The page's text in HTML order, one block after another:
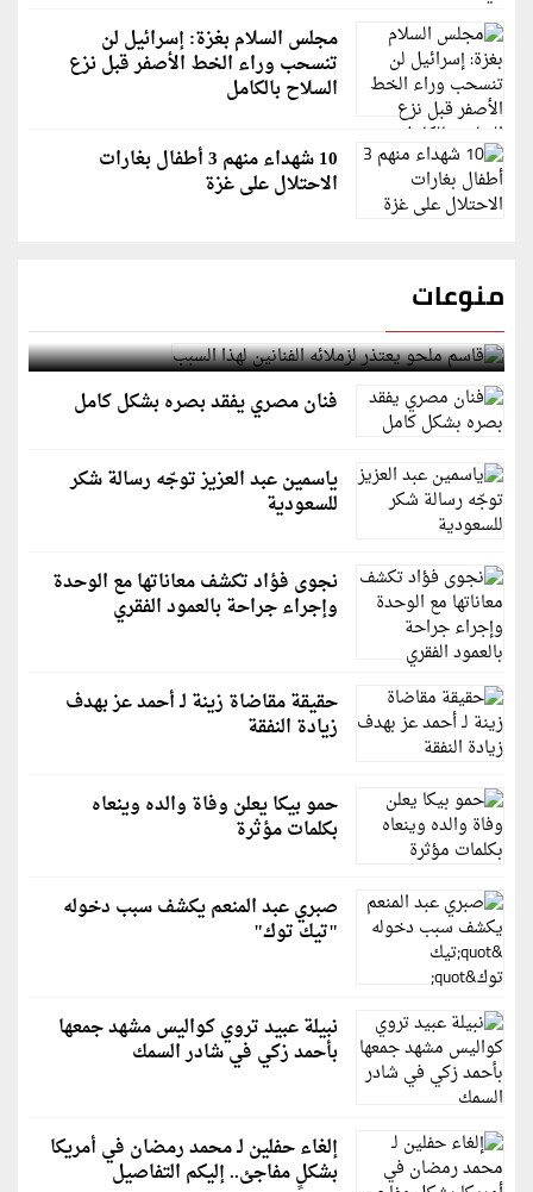
مجلس السلام بغزة: إسرائيل لن
تنسحب وراء الخط الأصفر قبل نزع
السلاح بالكامل
10 شهداء منهم 3 أطفال بغارات
الاحتلال على غزة
منوعات
قاسم ملحو يعتذر لزملائه الفنانين لهذا السبب
فنان مصري يفقد بصره بشكل كامل
ياسمين عبد العزيز توجّه رسالة شكر
للسعودية
نجوى فؤاد تكشف معاناتها مع الوحدة
وإجراء جراحة بالعمود الفقري
حقيقة مقاضاة زينة لـ أحمد عز بهدف
زيادة النفقة
حمو بيكا يعلن وفاة والده وينعاه
بكلمات مؤثرة
صبري عبد المنعم يكشف سبب دخوله
"تيك توك"
نبيلة عبيد تروي كواليس مشهد جمعها
بأحمد زكي في شادر السمك
إلغاء حفلين لـ محمد رمضان في أمريكا
بشكلٍ مفاجئ.. إليكم التفاصيل